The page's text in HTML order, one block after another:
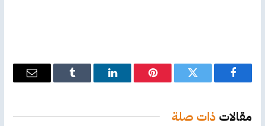
فيسبوك تويتر بينتيريستلينكدإن Tumblr
البريد
مقالات ذات صلة